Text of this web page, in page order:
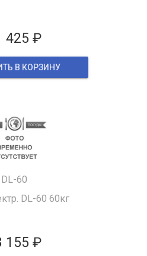
425 ₽
В КОРЗИНУ
DL-60
DL-60 60кг
155 ₽